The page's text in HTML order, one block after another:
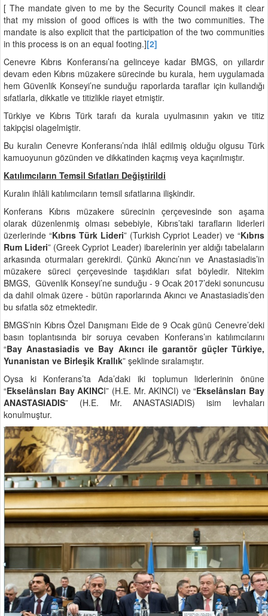
[ The mandate given to me by the Security Council makes it clear
that my mission of good offices is with the two communities. The
mandate is also explicit that the participation of the two communities
in this process is on an equal footing.][2]
Cenevre Kıbrıs Konferansı’na gelinceye kadar BMGS, on yıllardır
devam eden Kıbrıs müzakere sürecinde bu kurala, hem uygulamada
hem Güvenlik Konseyi’ne sunduğu raporlarda taraflar için kullandığı
sıfatlarla, dikkatle ve titizlikle riayet etmiştir.
Türkiye ve Kıbrıs Türk tarafı da kurala uyulmasının yakın ve titiz
takipçisi olagelmiştir.
Bu kuralın Cenevre Konferansı’nda ihlâl edilmiş olduğu olgusu Türk
kamuoyunun gözünden ve dikkatinden kaçmış veya kaçırılmıştır.
Katılımcıların Temsil Sıfatları Değiştirildi
Kuralın ihlâli katılımcıların temsil sıfatlarına ilişkindir.
Konferans Kıbrıs müzakere sürecinin çerçevesinde son aşama
olarak düzenlenmiş olması sebebiyle, Kıbrıs’taki tarafların liderleri
üzerlerinde “Kıbrıs Türk Lideri” (Turkish Cypriot Leader) ve “Kıbrıs
Rum Lideri” (Greek Cypriot Leader) ibarelerinin yer aldığı tabelaların
arkasında oturmaları gerekirdi. Çünkü Akıncı’nın ve Anastasiadis’in
müzakere süreci çerçevesinde taşıdıkları sıfat böyledir. Nitekim
BMGS, Güvenlik Konseyi’ne sunduğu - 9 Ocak 2017’deki sonuncusu
da dahil olmak üzere - bütün raporlarında Akıncı ve Anastasiadis’den
bu sıfatla söz etmektedir.
BMGS’nin Kıbrıs Özel Danışmanı Eide de 9 Ocak günü Cenevre’deki
basın toplantısında bir soruya cevaben Konferans’ın katılımcılarını
“Bay Anastasiadis ve Bay Akıncı ile garantör güçler Türkiye,
Yunanistan ve Birleşik Krallık” şeklinde sıralamıştır.
Oysa ki Konferans’ta Ada’daki iki toplumun liderlerinin önüne
“Ekselânsları Bay AKINCI” (H.E. Mr. AKINCI) ve “Ekselânsları Bay
ANASTASIADIS” (H.E. Mr. ANASTASIADIS) isim levhaları
konulmuştur.